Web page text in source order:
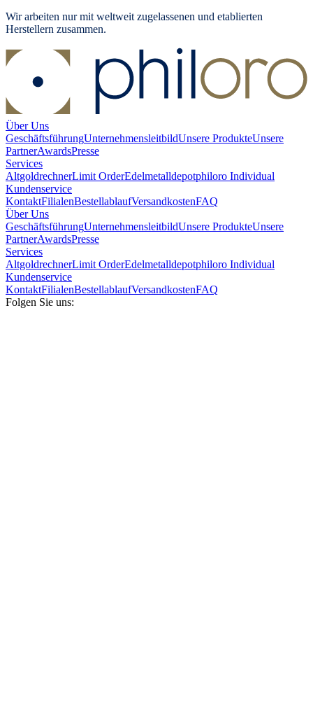
Wir arbeiten nur mit weltweit zugelassenen und etablierten
Herstellern zusammen.
Über Uns
GeschäftsführungUnternehmensleitbildUnsere ProdukteUnsere
PartnerAwardsPresse
Services
AltgoldrechnerLimit OrderEdelmetalldepotphiloro Individual
Kundenservice
KontaktFilialenBestellablaufVersandkostenFAQ
Über Uns
GeschäftsführungUnternehmensleitbildUnsere ProdukteUnsere
PartnerAwardsPresse
Services
AltgoldrechnerLimit OrderEdelmetalldepotphiloro Individual
Kundenservice
KontaktFilialenBestellablaufVersandkostenFAQ
Folgen Sie uns: